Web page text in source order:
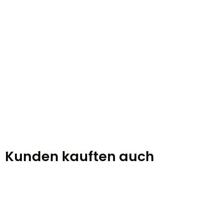
Kunden kauften auch